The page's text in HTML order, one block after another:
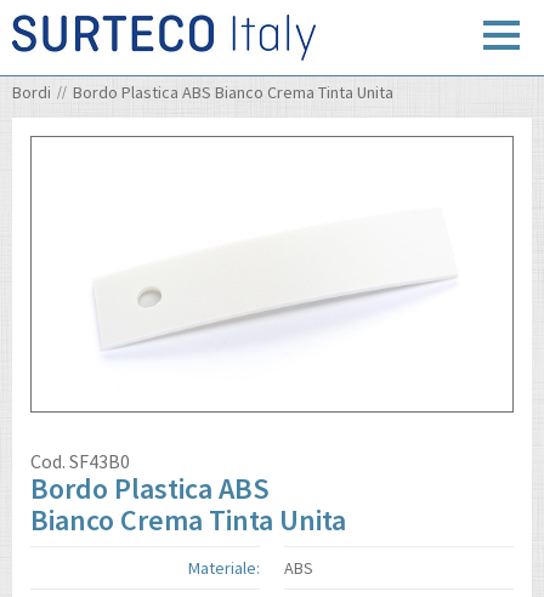
Bordi Bordo Plastica ABS Bianco Crema Tinta Unita
Cod. SF43B0
Bordo Plastica ABS
Bianco Crema Tinta Unita
Materiale:
ABS